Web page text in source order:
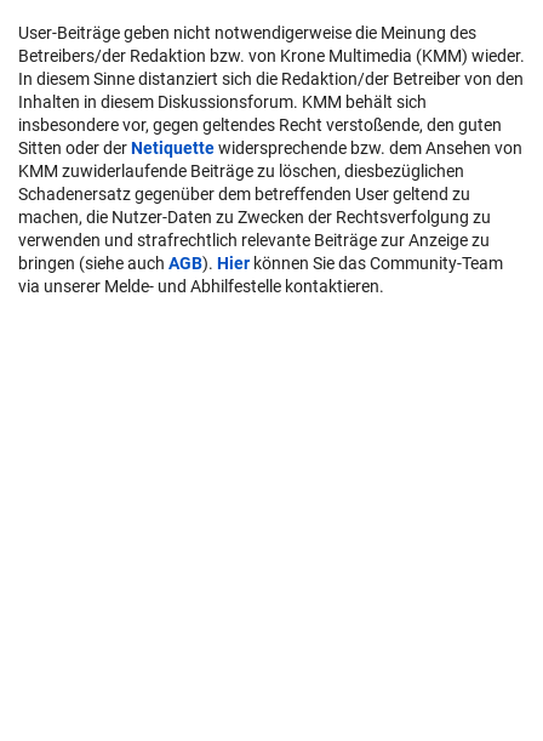
User-Beiträge geben nicht notwendigerweise die Meinung des
Betreibers/der Redaktion bzw. von Krone Multimedia (KMM) wieder.
In diesem Sinne distanziert sich die Redaktion/der Betreiber von den
Inhalten in diesem Diskussionsforum. KMM behält sich
insbesondere vor, gegen geltendes Recht verstoßende, den guten
Sitten oder derNetiquettewidersprechende bzw. dem Ansehen von
KMM zuwiderlaufende Beiträge zu löschen, diesbezüglichen
Schadenersatz gegenüber dem betreffenden User geltend zu
machen, die Nutzer-Daten zu Zwecken der Rechtsverfolgung zu
verwenden und strafrechtlich relevante Beiträge zur Anzeige zu
bringen (siehe auch AGB). Hier können Sie das Community-Team
via unserer Melde- und Abhilfestelle kontaktieren.